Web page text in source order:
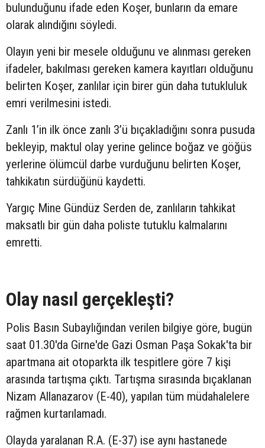
bulunduğunu ifade eden Koşer, bunların da emare
olarak alındığını söyledi.
Olayın yeni bir mesele olduğunu ve alınması gereken
ifadeler, bakılması gereken kamera kayıtları olduğunu
belirten Koşer, zanlılar için birer gün daha tutukluluk
emri verilmesini istedi.
Zanlı 1’in ilk önce zanlı 3’ü bıçakladığını sonra pusuda
bekleyip, maktul olay yerine gelince boğaz ve göğüs
yerlerine ölümcül darbe vurduğunu belirten Koşer,
tahkikatın sürdüğünü kaydetti.
Yargıç Mine Gündüz Serden de, zanlıların tahkikat
maksatlı bir gün daha poliste tutuklu kalmalarını
emretti.
Olay nasıl gerçekleşti?
Polis Basın Subaylığından verilen bilgiye göre, bugün
saat 01.30'da Girne'de Gazi Osman Paşa Sokak'ta bir
apartmana ait otoparkta ilk tespitlere göre 7 kişi
arasında tartışma çıktı. Tartışma sırasında bıçaklanan
Nizam Allanazarov (E-40), yapılan tüm müdahalelere
rağmen kurtarılamadı.
Olayda yaralanan R.A. (E-37) ise aynı hastanede